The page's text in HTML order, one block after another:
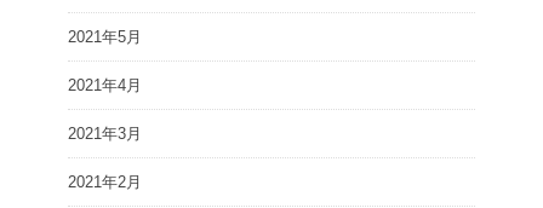
2021年5月
2021年4月
2021年3月
2021年2月